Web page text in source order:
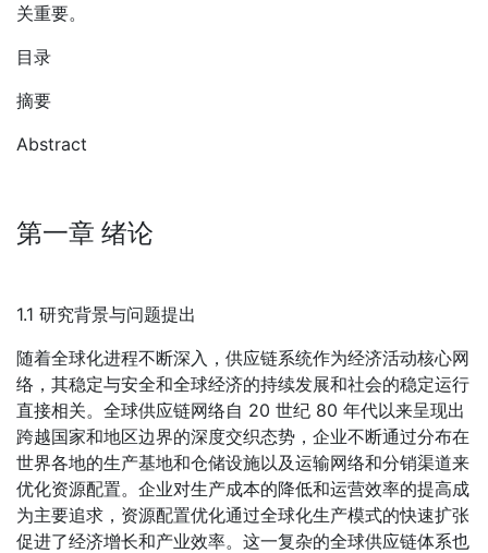
关重要。
目录
摘要
Abstract
第一章 绪论
1.1 研究背景与问题提出
随着全球化进程不断深入，供应链系统作为经济活动核心网
络，其稳定与安全和全球经济的持续发展和社会的稳定运行
直接相关。全球供应链网络自 20 世纪 80 年代以来呈现出
跨越国家和地区边界的深度交织态势，企业不断通过分布在
世界各地的生产基地和仓储设施以及运输网络和分销渠道来
优化资源配置。企业对生产成本的降低和运营效率的提高成
为主要追求，资源配置优化通过全球化生产模式的快速扩张
促进了经济增长和产业效率。这一复杂的全球供应链体系也